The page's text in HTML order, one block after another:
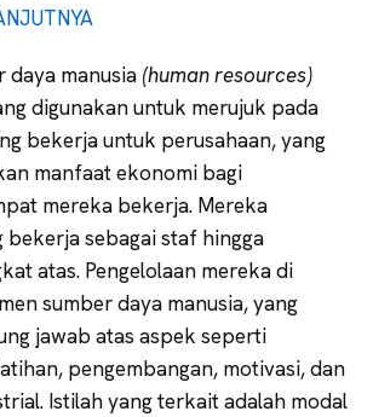
daya manusia (human resources)
digunakan untuk merujuk pada
bekerja untuk perusahaan, yang
manfaat ekonomi bagi
mereka bekerja. Mereka
bekerja sebagai staf hingga
atas. Pengelolaan mereka di
sumber daya manusia, yang
jawab atas aspek seperti
pengembangan, motivasi, dan
Istilah yang terkait adalah modal